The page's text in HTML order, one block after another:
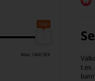
1460
Max: 1460 SEK
t.ex.